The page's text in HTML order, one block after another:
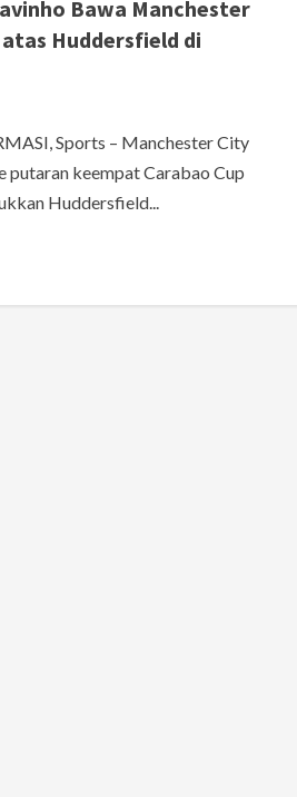
Bawa Manchester
Huddersfield di
Sports – Manchester City
putaran keempat Carabao Cup
Huddersfield...